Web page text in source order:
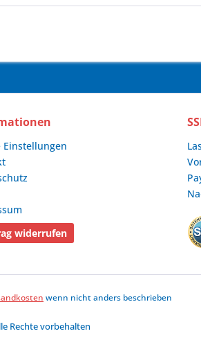
Einstellungen
widerrufen
wenn nicht anders beschrieben
Rechte vorbehalten